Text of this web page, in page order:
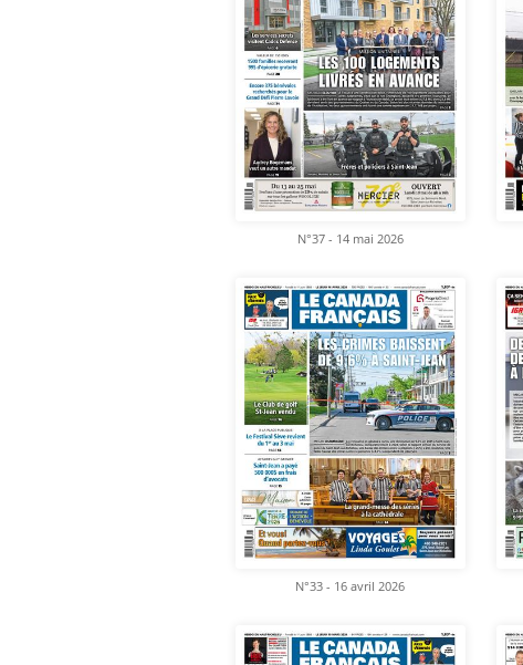
N°37 - 14 mai 2026
N°33 - 16 avril 2026